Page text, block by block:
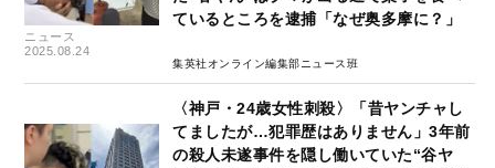
ニュース
2025.08.24
ているところを逮捕「なぜ奥多摩に？」
集英社オンライン編集部ニュース班
〈神戸・24歳女性刺殺〉「昔ヤンチャし
てましたが…犯罪歴はありません」3年前
の殺人未遂事件を隠し働いていた“谷ヤ